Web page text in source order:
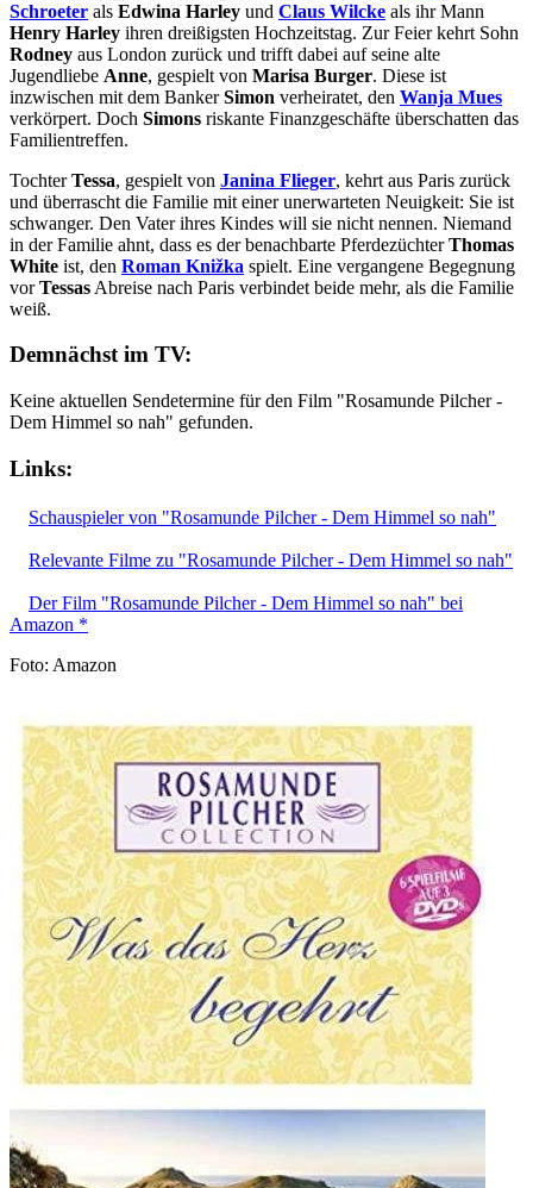
Schroeter als Edwina Harley und Claus Wilcke als ihr Mann
Henry Harley ihren dreißigsten Hochzeitstag. Zur Feier kehrt Sohn
Rodney aus London zurück und trifft dabei auf seine alte
Jugendliebe Anne, gespielt von Marisa Burger. Diese ist
inzwischen mit dem BankerSimon verheiratet, den Wanja Mues
verkörpert. Doch Simons riskante Finanzgeschäfte überschatten das
Familientreffen.
TochterTessa, gespielt von Janina Flieger, kehrt aus Paris zurück
und überrascht die Familie mit einer unerwarteten Neuigkeit: Sie ist
schwanger. Den Vater ihres Kindes will sie nicht nennen. Niemand
in der Familie ahnt, dass es der benachbarte PferdezüchterThomas
White ist, den Roman Knižka spielt. Eine vergangene Begegnung
vorTessas Abreise nach Paris verbindet beide mehr, als die Familie
weiß.
Demnächst im TV:
Keine aktuellen Sendetermine für den Film "Rosamunde Pilcher -
Dem Himmel so nah" gefunden.
Links:
Schauspieler von "Rosamunde Pilcher - Dem Himmel so nah"
Relevante Filme zu "Rosamunde Pilcher - Dem Himmel so nah"
Der Film "Rosamunde Pilcher - Dem Himmel so nah" bei
Amazon *
Foto: Amazon